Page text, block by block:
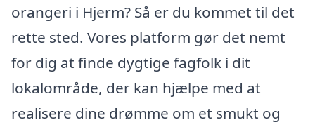
orangeri i Hjerm? Så er du kommet til det
rette sted. Vores platform gør det nemt
for dig at finde dygtige fagfolk i dit
lokalområde, der kan hjælpe med at
realisere dine drømme om et smukt og